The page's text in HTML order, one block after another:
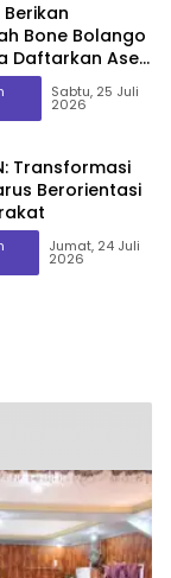
Bone Bolango
Daftarkan Aset
Sabtu, 25 Juli
2026
Transformasi
Berorientasi
Jumat, 24 Juli
2026